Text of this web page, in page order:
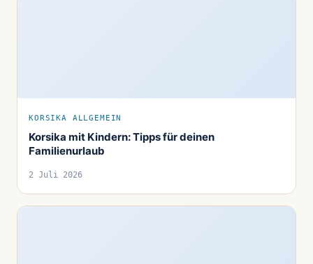
KORSIKA ALLGEMEIN
Korsika mit Kindern: Tipps für deinen
Familienurlaub
2 Juli 2026